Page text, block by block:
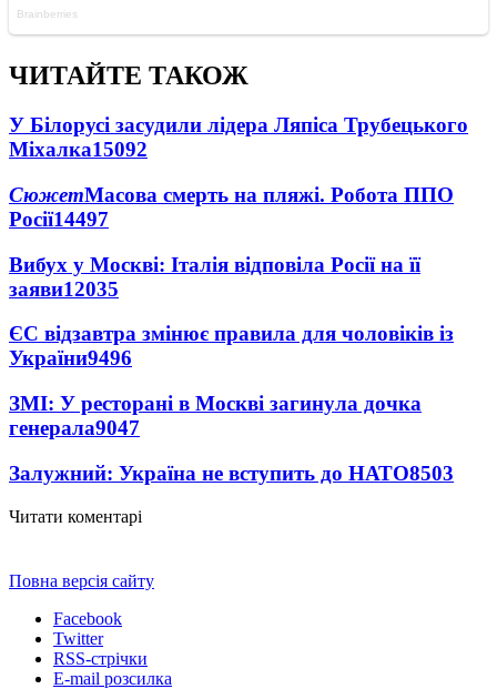
ЧИТАЙТЕ ТАКОЖ
У Білорусі засудили лідера Ляпіса Трубецького
Міхалка15092
СюжетМасова смерть на пляжі. Робота ППО
Росії14497
Вибух у Москві: Італія відповіла Росії на її
заяви12035
ЄС відзавтра змінює правила для чоловіків із
України9496
ЗМІ: У ресторані в Москві загинула дочка
генерала9047
Залужний: Україна не вступить до НАТО8503
Читати коментарі
Повна версія сайту
Facebook
Twitter
RSS-стрічки
E-mail розсилка